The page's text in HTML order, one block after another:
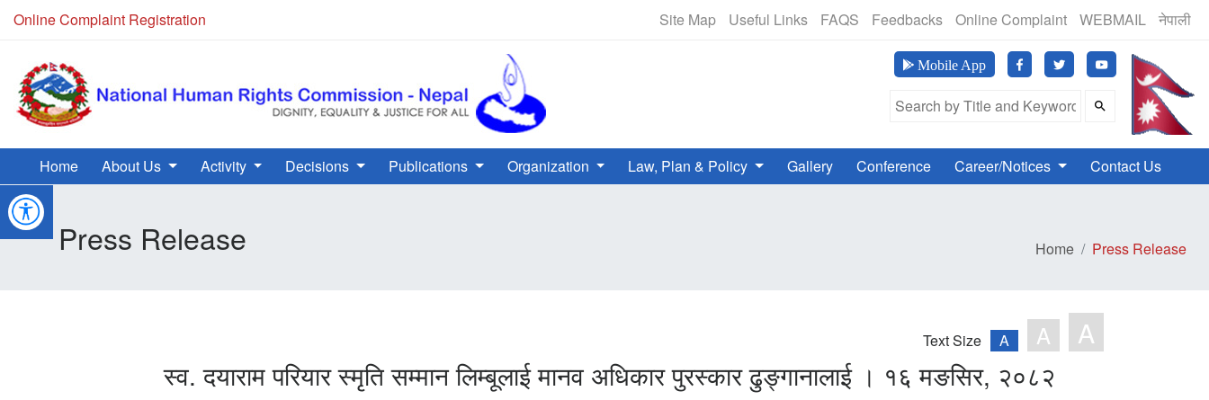
Online Complaint Registration NHRC Hotline - +977-1-5010000 (24 Hours, 365 Days) मानव
Site Map Useful Links FAQS Feedbacks Online Complaint WEBMAIL नेपाली
Mobile App
Search Field
Home About Us Activity Decisions Publications Organization Law, Plan & Policy Gallery Conference Career/Notices Contact Us
Press Release Home Press Release
Text Size A A A
स्व. दयाराम परियार स्मृति सम्मान लिम्बूलाई मानव अधिकार पुरस्कार ढुङ्गानालाई । १६ मङसिर, २०८२